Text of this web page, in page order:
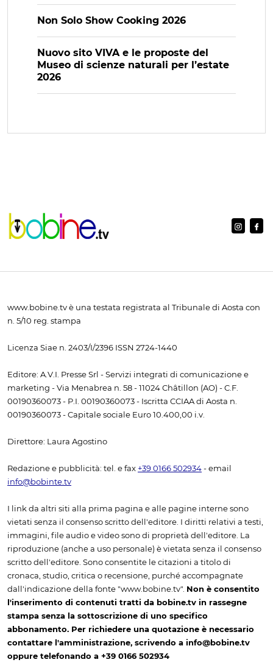
Non Solo Show Cooking 2026
Nuovo sito VIVA e le proposte del
Museo di scienze naturali per l’estate
2026
www.bobine.tv è una testata registrata al Tribunale di Aosta con
n. 5/10 reg. stampa
Licenza Siae n. 2403/I/2396 ISSN 2724-1440
Editore: A.V.I. Presse Srl - Servizi integrati di comunicazione e
marketing - Via Menabrea n. 58 - 11024 Châtillon (AO) - C.F.
00190360073 - P.I. 00190360073 - Iscritta CCIAA di Aosta n.
00190360073 - Capitale sociale Euro 10.400,00 i.v.
Direttore: Laura Agostino
Redazione e pubblicità: tel. e fax +39 0166 502934 - email
info@bobinte.tv
I link da altri siti alla prima pagina e alle pagine interne sono
vietati senza il consenso scritto dell'editore. I diritti relativi a testi,
immagini, file audio e video sono di proprietà dell'editore. La
riproduzione (anche a uso personale) è vietata senza il consenso
scritto dell'editore. Sono consentite le citazioni a titolo di
cronaca, studio, critica o recensione, purché accompagnate
dall'indicazione della fonte "www.bobine.tv". Non è consentito
l'inserimento di contenuti tratti da bobine.tv in rassegne
stampa senza la sottoscrizione di uno specifico
abbonamento. Per richiedere una quotazione è necessario
contattare l'amministrazione, scrivendo a info@bobine.tv
oppure telefonando a +39 0166 502934